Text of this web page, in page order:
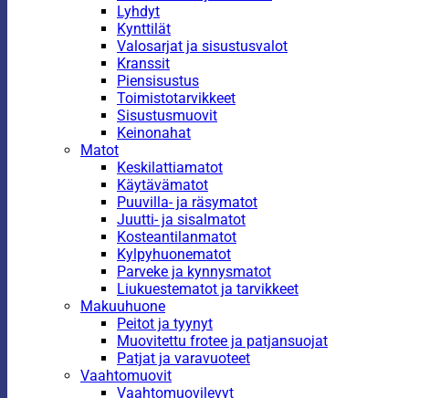
Lyhdyt
Kynttilät
Valosarjat ja sisustusvalot
Kranssit
Piensisustus
Toimistotarvikkeet
Sisustusmuovit
Keinonahat
Matot
Keskilattiamatot
Käytävämatot
Puuvilla- ja räsymatot
Juutti- ja sisalmatot
Kosteantilanmatot
Kylpyhuonematot
Parveke ja kynnysmatot
Liukuestematot ja tarvikkeet
Makuuhuone
Peitot ja tyynyt
Muovitettu frotee ja patjansuojat
Patjat ja varavuoteet
Vaahtomuovit
Vaahtomuovilevyt